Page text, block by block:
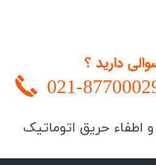
اطفاء حریق اتوماتیک
دارید ؟
021-